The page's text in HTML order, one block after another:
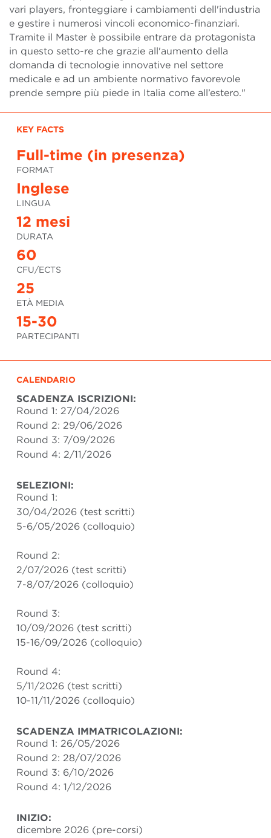
vari players, fronteggiare i cambiamenti dell'industria
e gestire i numerosi vincoli economico-finanziari.
Tramite il Master è possibile entrare da protagonista
in questo setto-re che grazie all'aumento della
domanda di tecnologie innovative nel settore
medicale e ad un ambiente normativo favorevole
prende sempre più piede in Italia come all’estero."
KEY FACTS
Full-time (in presenza)
FORMAT
Inglese
LINGUA
12 mesi
DURATA
60
CFU/ECTS
25
ETÀ MEDIA
15-30
PARTECIPANTI
CALENDARIO
SCADENZA ISCRIZIONI:
Round 1: 27/04/2026
Round 2: 29/06/2026
Round 3: 7/09/2026
Round 4: 2/11/2026
SELEZIONI:
Round 1:
30/04/2026 (test scritti)
5-6/05/2026 (colloquio)
Round 2:
2/07/2026 (test scritti)
7-8/07/2026 (colloquio)
Round 3:
10/09/2026 (test scritti)
15-16/09/2026 (colloquio)
Round 4:
5/11/2026 (test scritti)
10-11/11/2026 (colloquio)
SCADENZA IMMATRICOLAZIONI:
Round 1: 26/05/2026
Round 2: 28/07/2026
Round 3: 6/10/2026
Round 4: 1/12/2026
INIZIO:
dicembre 2026 (pre-corsi)